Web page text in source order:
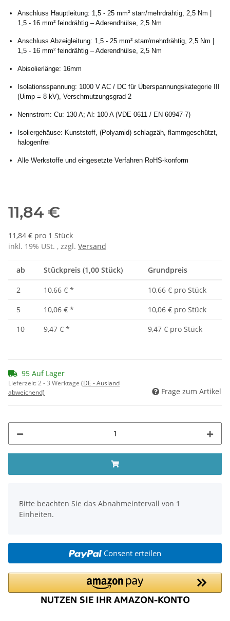
Anschluss Hauptleitung: 1,5 - 25 mm² starr/mehrdrähtig, 2,5 Nm |
1,5 - 16 mm² feindrähtig – Aderendhülse, 2,5 Nm
Anschluss Abzeigleitung: 1,5 - 25 mm² starr/mehrdrähtig, 2,5 Nm |
1,5 - 16 mm² feindrähtig – Aderendhülse, 2,5 Nm
Abisolierlänge: 16mm
Isolationsspannung: 1000 V AC / DC für Überspannungskategorie III
(Uimp = 8 kV), Verschmutzungsgrad 2
Nennstrom: Cu: 130 A; Al: 100 A (VDE 0611 / EN 60947-7)
Isoliergehäuse: Kunststoff, (Polyamid) schlagzäh, flammgeschützt,
halogenfrei
Alle Werkstoffe und eingesetzte Verfahren RoHS-konform
11,84 €
11,84 € pro 1 Stück
inkl. 19% USt. , zzgl. Versand
ab Stückpreis (1,00 Stück) Grundpreis
2 10,66 € *
10,66 € pro Stück
5
10,06 € *
10,06 € pro Stück
10
9,47 € * 9,47 € pro Stück
95 Auf Lager
Lieferzeit:2 - 3 Werktage (DE - Ausland
abweichend)
Frage zum Artikel
Bitte beachten Sie das Abnahmeintervall von 1
Einheiten.
Consent erteilen